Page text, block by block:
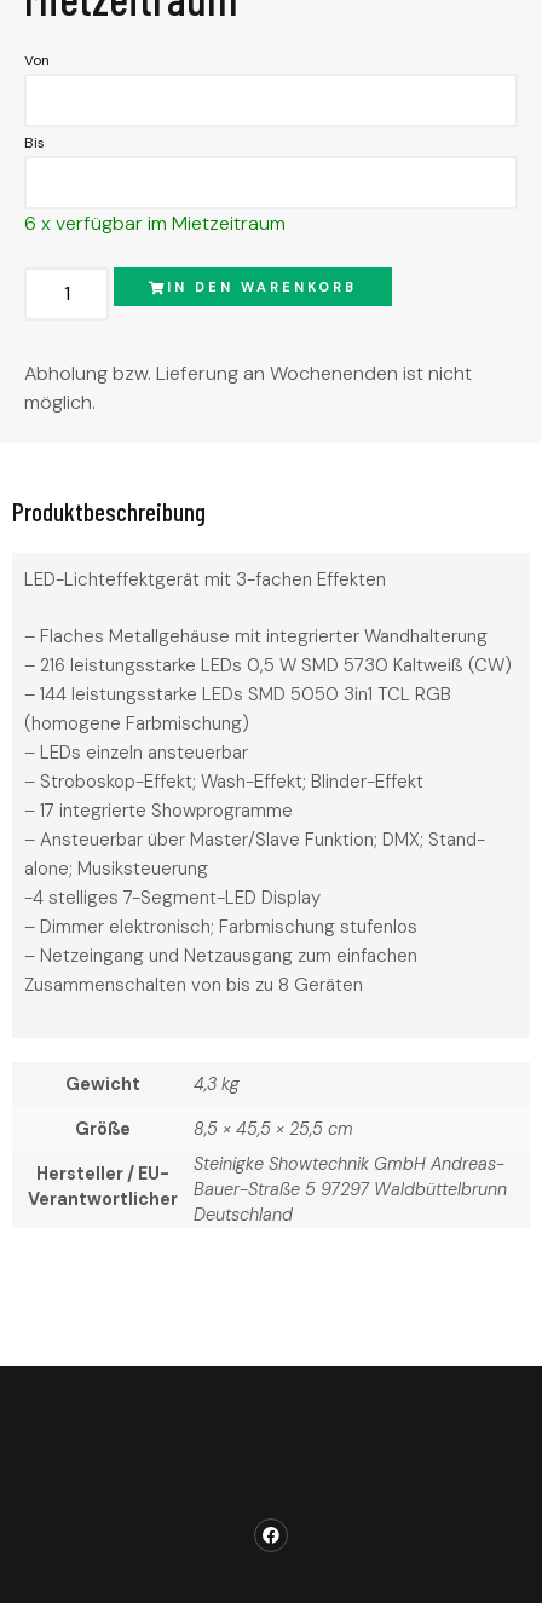
Von
Bis
6 x verfügbar im Mietzeitraum
IN DEN WARENKORB
Abholung bzw. Lieferung an Wochenenden ist nicht
möglich.
Produktbeschreibung
LED-Lichteffektgerät mit 3-fachen Effekten
– Flaches Metallgehäuse mit integrierter Wandhalterung
– 216 leistungsstarke LEDs 0,5 W SMD 5730 Kaltweiß (CW)
– 144 leistungsstarke LEDs SMD 5050 3in1 TCL RGB
(homogene Farbmischung)
– LEDs einzeln ansteuerbar
– Stroboskop-Effekt; Wash-Effekt; Blinder-Effekt
– 17 integrierte Showprogramme
– Ansteuerbar über Master/Slave Funktion; DMX; Stand-
alone; Musiksteuerung
-4 stelliges 7-Segment-LED Display
– Dimmer elektronisch; Farbmischung stufenlos
– Netzeingang und Netzausgang zum einfachen
Zusammenschalten von bis zu 8 Geräten
Gewicht 4,3 kg
Größe 8,5 × 45,5 × 25,5 cm
Hersteller / EU-
Verantwortlicher
Steinigke Showtechnik GmbH Andreas-
Bauer-Straße 5 97297 Waldbüttelbrunn
Deutschland